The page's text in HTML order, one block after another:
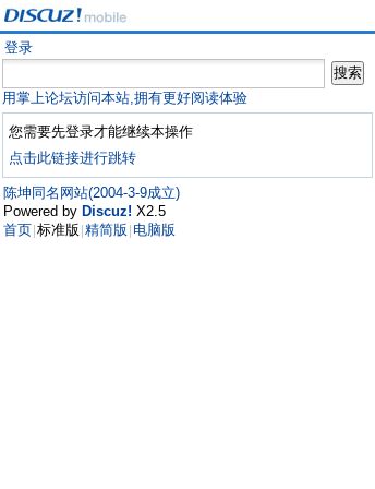
登录
用掌上论坛访问本站,拥有更好阅读体验
您需要先登录才能继续本操作
点击此链接进行跳转
陈坤同名网站(2004-3-9成立)
Powered by Discuz! X2.5
首页 标准版 精简版 电脑版